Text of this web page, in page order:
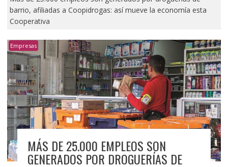
barrio, afiliadas a Coopidrogas: así mueve la economía esta
Cooperativa
Empresas
MÁS DE 25.000 EMPLEOS SON
GENERADOS POR DROGUERÍAS DE